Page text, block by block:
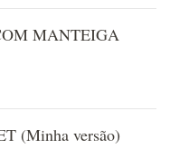
MANTEIGA
(Minha versão)